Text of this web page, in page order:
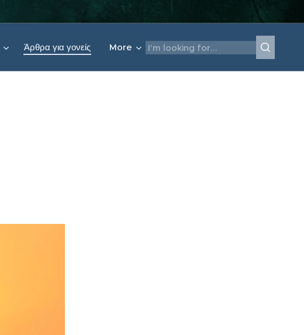
Άρθρα για γονείς More